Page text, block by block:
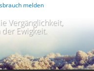
Vergänglichkeit,
Ewigkeit.
melden